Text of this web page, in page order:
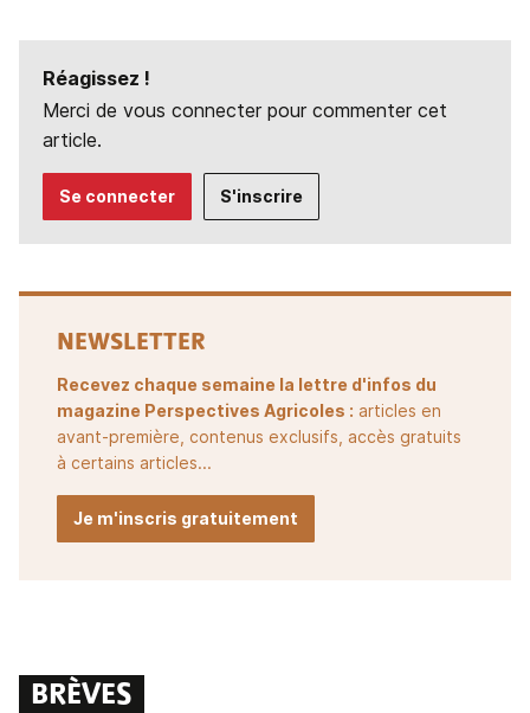
Réagissez !
Merci de vous connecter pour commenter cet
article.
Se connecter S'inscrire
NEWSLETTER
Recevez chaque semaine la lettre d'infos du
magazine Perspectives Agricoles : articles en
avant-première, contenus exclusifs, accès gratuits
à certains articles...
Je m'inscris gratuitement
BRÈVES